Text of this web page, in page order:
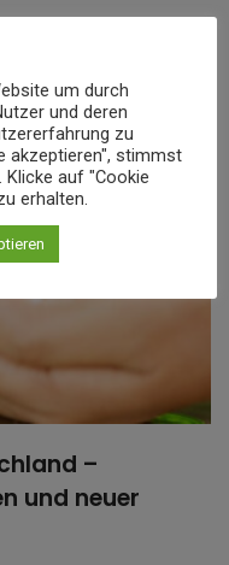
–
und neuer
um durch
und deren
zu
akzeptieren", stimmst
Klicke auf "Cookie
erhalten.